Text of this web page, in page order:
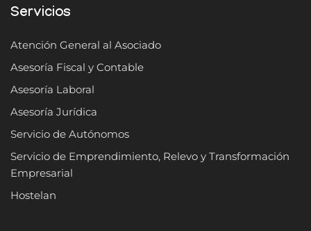
Servicios
Atención General al Asociado
Asesoría Fiscal y Contable
Asesoría Laboral
Asesoría Jurídica
Servicio de Autónomos
Servicio de Emprendimiento, Relevo y Transformación
Empresarial
Hostelan